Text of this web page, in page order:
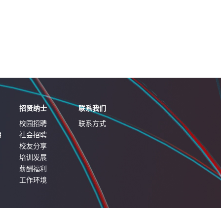
招贤纳士
校园招聘
社会招聘
校友分享
培训发展
薪酬福利
工作环境
联系我们
联系方式